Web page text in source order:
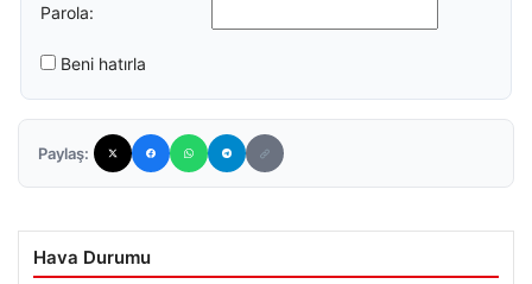
Parola:
Beni hatırla
Paylaş:
Hava Durumu